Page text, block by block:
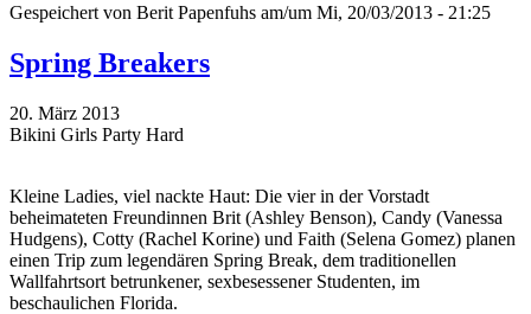
Gespeichert von Berit Papenfuhs am/um Mi, 20/03/2013 - 21:25
Spring Breakers
20. März 2013
Bikini Girls Party Hard
Kleine Ladies, viel nackte Haut: Die vier in der Vorstadt
beheimateten Freundinnen Brit (Ashley Benson), Candy (Vanessa
Hudgens), Cotty (Rachel Korine) und Faith (Selena Gomez) planen
einen Trip zum legendären Spring Break, dem traditionellen
Wallfahrtsort betrunkener, sexbesessener Studenten, im
beschaulichen Florida.